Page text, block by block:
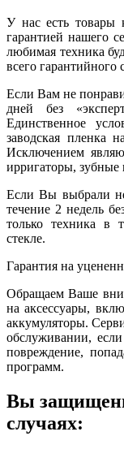
У нас есть товары
гарантией нашего
любимая техника
всего гарантийного
Если Вам не
дней без
Единственное
заводская пленка
Исключением
ирригаторы, зубные
Если Вы выбрали
течение 2 недель
только техника в
стекле.
Гарантия на
Обращаем Ваше
на аксессуары,
аккумуляторы.
обслуживании,
повреждение,
программ.
Вы
случаях: